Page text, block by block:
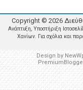
Copyright © 2026
Ανάπτυξη, Υποστήριξη
Χανίων. Για σχόλια και
Design by